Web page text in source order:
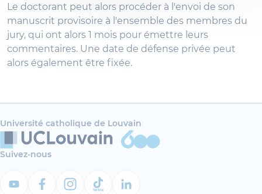
Le doctorant peut alors procéder à l'envoi de son
manuscrit provisoire à l'ensemble des membres du
jury, qui ont alors 1 mois pour émettre leurs
commentaires. Une date de défense privée peut
alors également être fixée.
Université catholique de Louvain
Suivez-nous